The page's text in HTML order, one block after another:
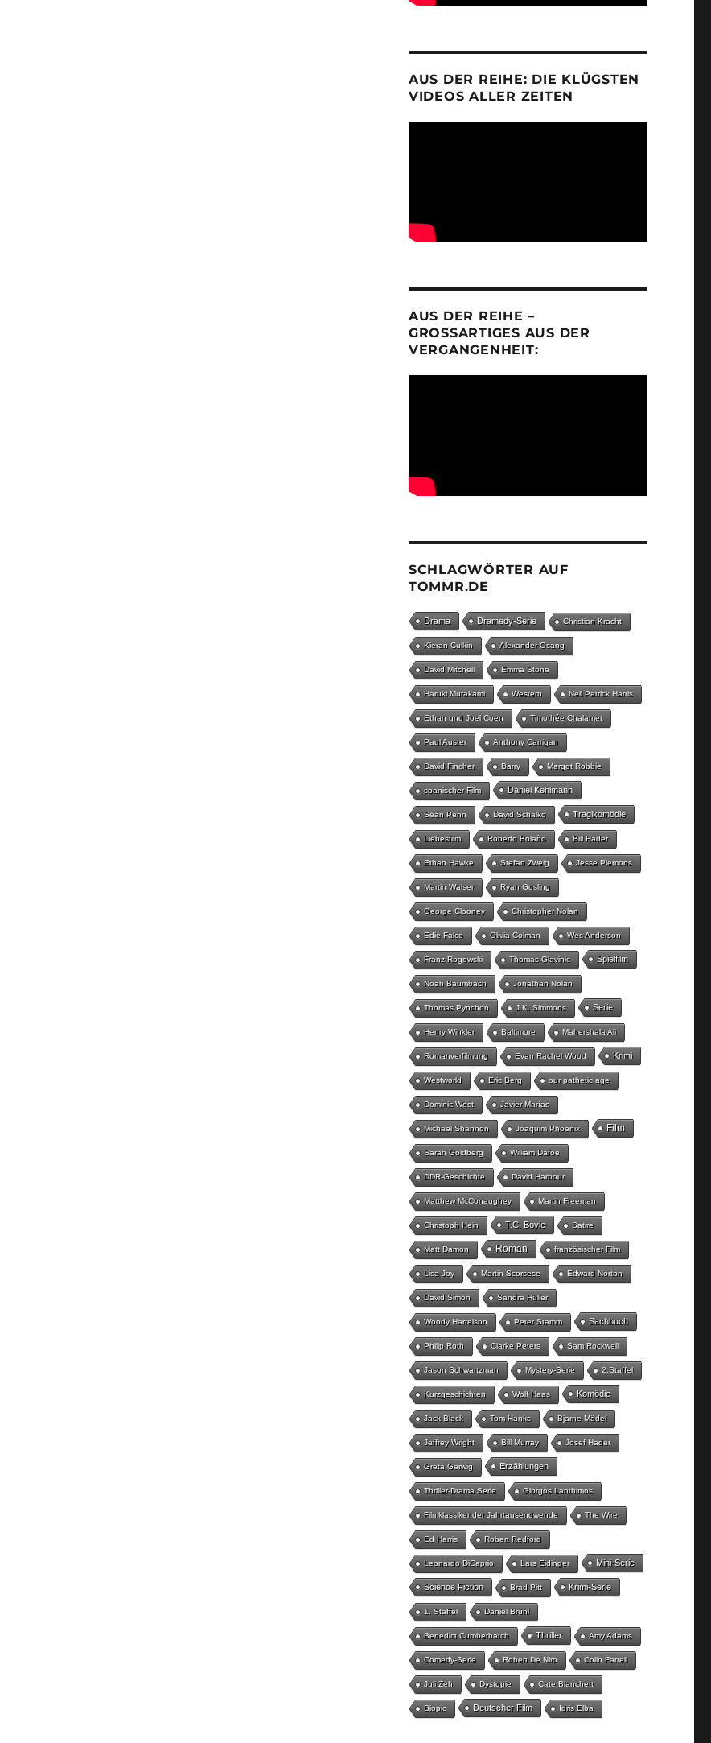
AUS DER REIHE: DIE KLÜGSTEN
VIDEOS ALLER ZEITEN
AUS DER REIHE –
GROSSARTIGES AUS DER V
ERGANGENHEIT:
SCHLAGWÖRTER AUF
TOMMR.DE
Drama Dramedy-Serie Christian Kracht
Kieran Culkin Alexander Osang
David Mitchell Emma Stone
Haruki Murakami Western Neil Patrick Harris
Ethan und Joel Coen Timothée Chalamet
Paul Auster Anthony Carrigan
David Fincher Barry Margot Robbie
spanischer Film Daniel Kehlmann
Sean Penn David Schalko Tragikomödie
Liebesfilm Roberto Bolaño Bill Hader
Ethan Hawke Stefan Zweig Jesse Plemons
Martin Walser Ryan Gosling
George Clooney Christopher Nolan
Edie Falco Olivia Colman Wes Anderson
Franz Rogowski Thomas Glavinic Spielfilm
Noah Baumbach Jonathan Nolan
Thomas Pynchon J.K. Simmons Serie
Henry Winkler Baltimore Mahershala Ali
Romanverfilmung Evan Rachel Wood Krimi
Westworld Eric Berg our pathetic age
Dominic West Javier Marías
Michael Shannon Joaquim Phoenix Film
Sarah Goldberg William Dafoe
DDR-Geschichte David Harbour
Matthew McConaughey Martin Freeman
Christoph Hein T.C. Boyle Satire
Matt Damon Roman französischer Film
Lisa Joy Martin Scorsese Edward Norton
David Simon Sandra Hüller
Woody Harrelson Peter Stamm Sachbuch
Philip Roth Clarke Peters Sam Rockwell
Jason Schwartzman Mystery-Serie 2.Staffel
Kurzgeschichten Wolf Haas Komödie
Jack Black Tom Hanks Bjarne Mädel
Jeffrey Wright Bill Murray Josef Hader
Greta Gerwig Erzählungen
Thriller-Drama Serie Giorgos Lanthimos
Filmklassiker der Jahrtausendwende The Wire
Ed Harris Robert Redford
Leonardo DiCaprio Lars Eidinger Mini-Serie
Science Fiction Brad Pitt Krimi-Serie
1. Staffel Daniel Brühl
Benedict Cumberbatch Thriller Amy Adams
Comedy-Serie Robert De Niro Colin Farrell
Juli Zeh Dystopie Cate Blanchett
Biopic Deutscher Film Idris Elba